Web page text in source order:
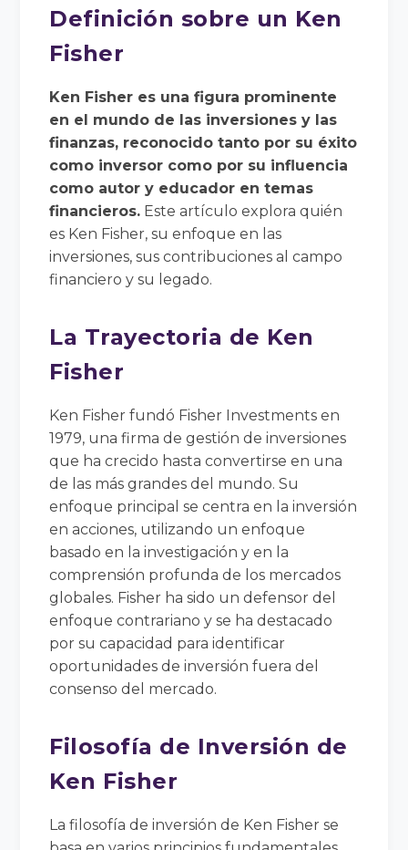
Definición sobre un Ken
Fisher
Ken Fisher es una figura prominente
en el mundo de las inversiones y las
finanzas, reconocido tanto por su éxito
como inversor como por su influencia
como autor y educador en temas
financieros. Este artículo explora quién
es Ken Fisher, su enfoque en las
inversiones, sus contribuciones al campo
financiero y su legado.
La Trayectoria de Ken
Fisher
Ken Fisher fundó Fisher Investments en
1979, una firma de gestión de inversiones
que ha crecido hasta convertirse en una
de las más grandes del mundo. Su
enfoque principal se centra en la inversión
en acciones, utilizando un enfoque
basado en la investigación y en la
comprensión profunda de los mercados
globales. Fisher ha sido un defensor del
enfoque contrariano y se ha destacado
por su capacidad para identificar
oportunidades de inversión fuera del
consenso del mercado.
Filosofía de Inversión de
Ken Fisher
La filosofía de inversión de Ken Fisher se